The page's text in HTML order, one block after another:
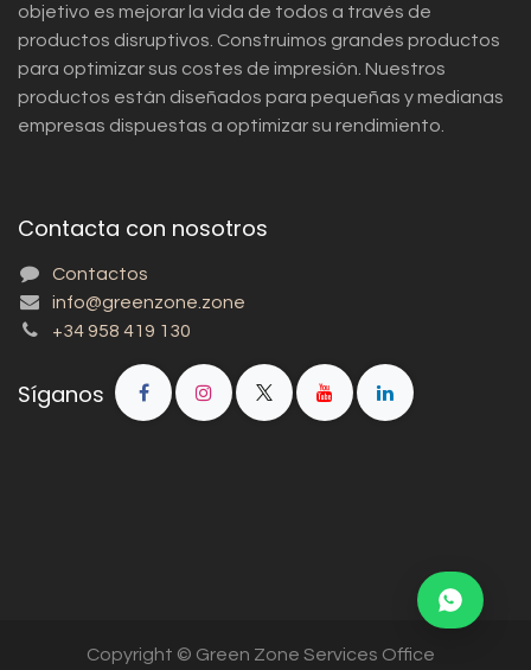
objetivo es mejorar la vida de todos a través de
productos disruptivos. Construimos grandes productos
para optimizar sus costes de impresión. Nuestros
productos están diseñados para pequeñas y medianas
empresas dispuestas a optimizar su rendimiento.
Contacta con nosotros
Contactos
info@greenzone.zone
+34 958 419 130
Síganos
Copyright © Green Zone Services Office